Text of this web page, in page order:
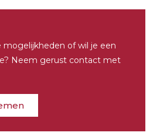
mogelijkheden of wil je een
Neem gerust contact met